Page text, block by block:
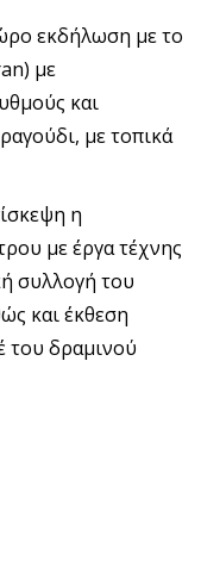
εκδήλωση με το
με
και
με τοπικά
η
με έργα τέχνης
συλλογή του
και έκθεση
του δραμινού